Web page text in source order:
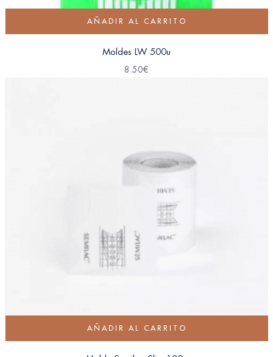
AÑADIR AL CARRITO
Moldes LW 500u
8.50€
AÑADIR AL CARRITO